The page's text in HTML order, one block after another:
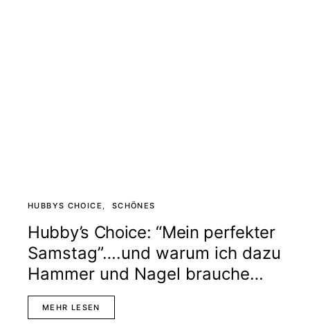
HUBBYS CHOICE SCHÖNES
Hubby’s Choice: “Mein perfekter
Samstag”….und warum ich dazu
Hammer und Nagel brauche…
MEHR LESEN